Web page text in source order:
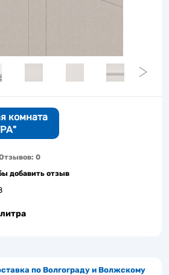
комната
0
добавить отзыв
по Волгограду и Волжскому